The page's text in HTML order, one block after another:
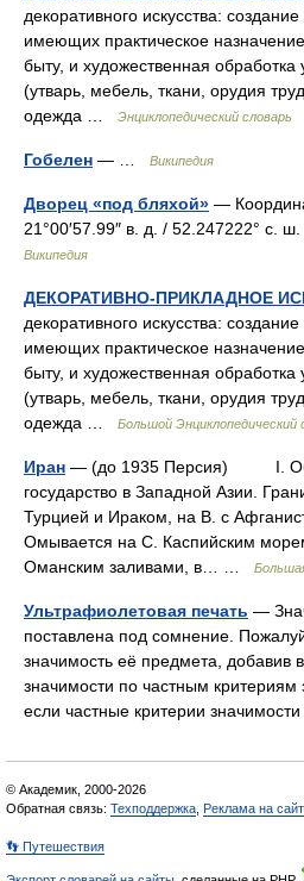
декоративного искусства:
имеющих практическое
быту, и художественная
(утварь, мебель, ткани, орудия
одежда …
Энциклопедический словарь
Гобелен — … Википедия
Дворец «под бляхой» —
21°00′57.99″ в. д. / 52.247222° с.
Википедия
ДЕКОРАТИВНО-ПРИКЛАДНОЕ
декоративного искусства:
имеющих практическое
быту, и художественная
(утварь, мебель, ткани, орудия
одежда …
Большой Энциклопедический
Иран — (до 1935 Персия) I.
государство в Западной Азии.
Турцией и Ираком, на В. с
Омывается на С. Каспийским
Оманским заливами, в… …
Ультрафиолетовая печать —
поставлена под сомнение.
значимость её предмета, добавив
значимости по частным критериям
если частные критерии
© Академик, 2000-2026
Обратная связь: Техподдержка Реклама на
👣 Путешествия